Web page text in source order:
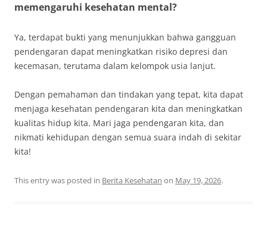
memengaruhi kesehatan mental?
Ya, terdapat bukti yang menunjukkan bahwa gangguan
pendengaran dapat meningkatkan risiko depresi dan
kecemasan, terutama dalam kelompok usia lanjut.
Dengan pemahaman dan tindakan yang tepat, kita dapat
menjaga kesehatan pendengaran kita dan meningkatkan
kualitas hidup kita. Mari jaga pendengaran kita, dan
nikmati kehidupan dengan semua suara indah di sekitar
kita!
This entry was posted in Berita Kesehatan on May 19, 2026.